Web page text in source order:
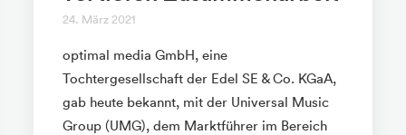
24. März 2021
optimal media GmbH, eine
Tochtergesellschaft der Edel SE & Co. KGaA,
gab heute bekannt, mit der Universal Music
Group (UMG), dem Marktführer im Bereich